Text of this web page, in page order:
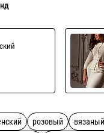
розовый